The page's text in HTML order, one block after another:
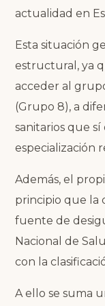
actualidad en
Esta situación
estructural, ya
acceder al
(Grupo 8), a
sanitarios que
especialización
Además, el
principio que la
fuente de
Nacional de
con la
A ello se suma